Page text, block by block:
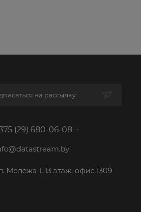
на рассылку
(29) 680-06-08
Мележа 1, 13 этаж, офис 1309